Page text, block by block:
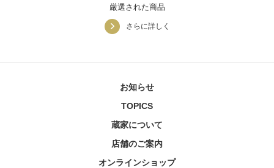
厳選された商品
さらに詳しく
お知らせ
TOPICS
蔵家について
店舗のご案内
オンラインショップ